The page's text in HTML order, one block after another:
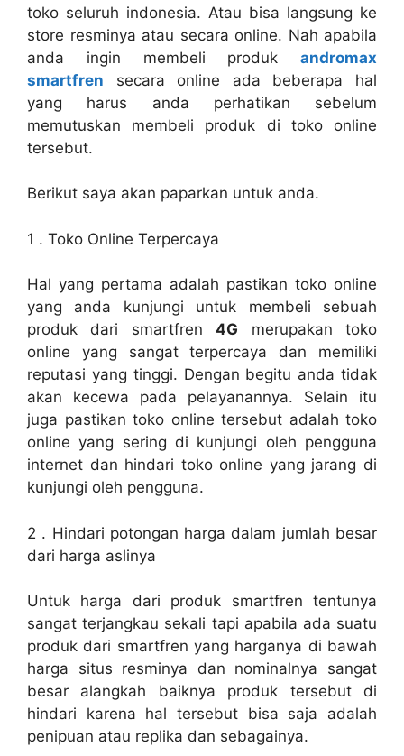
toko seluruh indonesia. Atau bisa langsung ke
store resminya atau secara online. Nah apabila
anda ingin membeli produk andromax
smartfren secara online ada beberapa hal
yang harus anda perhatikan sebelum
memutuskan membeli produk di toko online
tersebut.
Berikut saya akan paparkan untuk anda.
1 . Toko Online Terpercaya
Hal yang pertama adalah pastikan toko online
yang anda kunjungi untuk membeli sebuah
produk dari smartfren4G merupakan toko
online yang sangat terpercaya dan memiliki
reputasi yang tinggi. Dengan begitu anda tidak
akan kecewa pada pelayanannya. Selain itu
juga pastikan toko online tersebut adalah toko
online yang sering di kunjungi oleh pengguna
internet dan hindari toko online yang jarang di
kunjungi oleh pengguna.
2 . Hindari potongan harga dalam jumlah besar
dari harga aslinya
Untuk harga dari produk smartfren tentunya
sangat terjangkau sekali tapi apabila ada suatu
produk dari smartfren yang harganya di bawah
harga situs resminya dan nominalnya sangat
besar alangkah baiknya produk tersebut di
hindari karena hal tersebut bisa saja adalah
penipuan atau replika dan sebagainya.